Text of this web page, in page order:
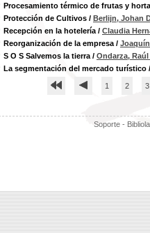
Procesamiento térmico de frutas y
Protección de Cultivos / Berlijn, Johan
Recepción en la hotelería / Claudia
Reorganización de la empresa /
S O S Salvemos la tierra / Ondarza, Raúl
La segmentación del mercado turístico
1 2 3
Soporte -